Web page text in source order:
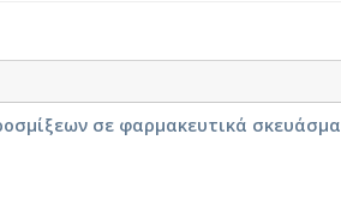
σε φαρμακευτικά